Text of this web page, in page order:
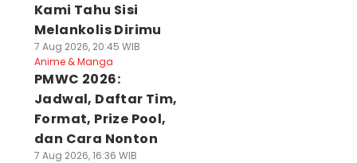
Kami Tahu Sisi
Melankolis Dirimu
7 Aug 2026, 20:45 WIB
Anime & Manga
PMWC 2026:
Jadwal, Daftar Tim,
Format, Prize Pool,
dan Cara Nonton
7 Aug 2026, 16:36 WIB